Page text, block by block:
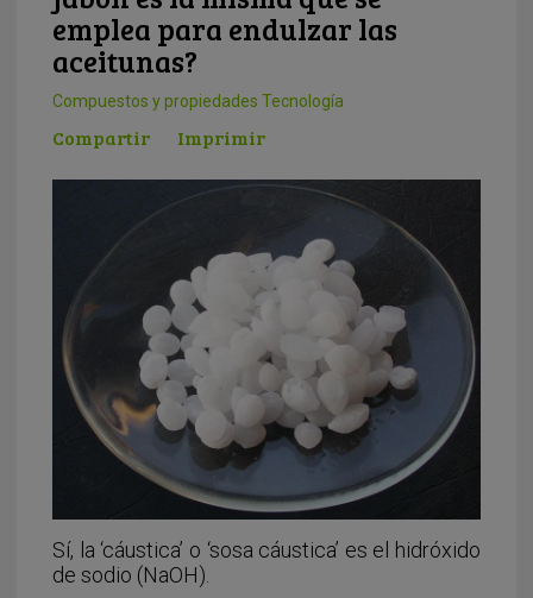
emplea para endulzar las
aceitunas?
Compuestos y propiedades Tecnología
Compartir Imprimir
Sí, la ‘cáustica’ o ‘sosa cáustica’ es el hidróxido
de sodio (NaOH).